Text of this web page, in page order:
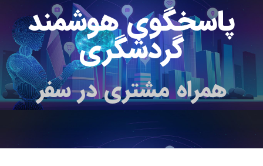
پاسخگوی هوشمند
گردشگری
همراه مشتری در سفر